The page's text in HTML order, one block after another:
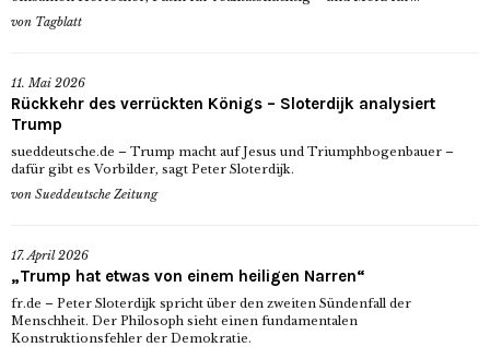
von Tagblatt
11. Mai 2026
Rückkehr des verrückten Königs – Sloterdijk analysiert
Trump
sueddeutsche.de – Trump macht auf Jesus und Triumphbogenbauer –
dafür gibt es Vorbilder, sagt Peter Sloterdijk.
von Sueddeutsche Zeitung
17. April 2026
„Trump hat etwas von einem heiligen Narren“
fr.de – Peter Sloterdijk spricht über den zweiten Sündenfall der
Menschheit. Der Philosoph sieht einen fundamentalen
Konstruktionsfehler der Demokratie.